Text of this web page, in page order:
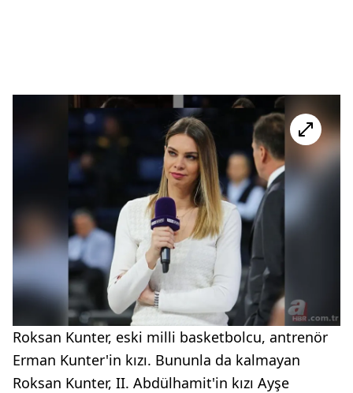
Roksan Kunter, eski milli basketbolcu, antrenör
Erman Kunter'in kızı. Bununla da kalmayan
Roksan Kunter, II. Abdülhamit'in kızı Ayşe